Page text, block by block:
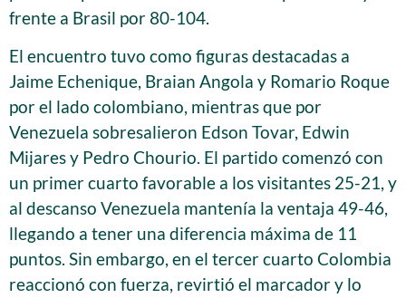
frente a Brasil por 80-104.
El encuentro tuvo como figuras destacadas a
Jaime Echenique, Braian Angola y Romario Roque
por el lado colombiano, mientras que por
Venezuela sobresalieron Edson Tovar, Edwin
Mijares y Pedro Chourio. El partido comenzó con
un primer cuarto favorable a los visitantes 25-21, y
al descanso Venezuela mantenía la ventaja 49-46,
llegando a tener una diferencia máxima de 11
puntos. Sin embargo, en el tercer cuarto Colombia
reaccionó con fuerza, revirtió el marcador y lo